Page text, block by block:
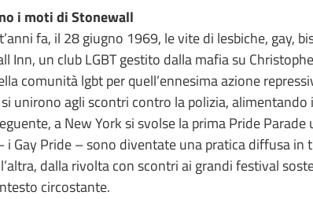
i moti di Stonewall
fa, il 28 giugno 1969, le vite di lesbiche, gay,
Inn, un club LGBT gestito dalla mafia su
comunità lgbt per quell’ennesima azione
unirono agli scontri contro la polizia,
a New York si svolse la prima Pride
i Gay Pride – sono diventate una pratica diffusa
dalla rivolta con scontri ai grandi festival
circostante.